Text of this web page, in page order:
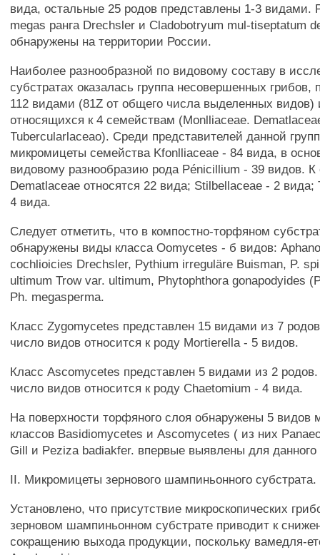
вида, остальные 25 родов представлены 1-3 видами.
megas ранга Drechsler и Cladobotryum mul-tiseptatum
обнаружены на территории России.
Наиболее разнообразной по видовому составу в
субстратах оказалась группа несовершенных грибов,
112 видами (81Z от общего числа выделенных видов)
относящихся к 4 семействам (Monlliaceae.
Tubercularlaceao). Среди представителей данной
микромицеты семейства Kfonlliaceae - 84 вида, в
видовому разнообразию рода Pénicillium - 39 видов.
Dematlaceae относятся 22 вида; Stilbellaceae - 2 вида;
4 вида.
Следует отметить, что в компостно-торфяном
обнаружены виды класса Oomycetes - б видов:
cochlioicies Drechsler, Pythium irreguläre Buisman, P.
ultimum Trow var. ultimum, Phytophthora gonapodyides
Ph. megasperma.
Класс Zygomycetes представлен 15 видами из 7
число видов относится к роду Mortierella - 5 видов.
Класс Ascomycetes представлен 5 видами из 2
число видов относится к роду Chaetomium - 4 вида.
На поверхности торфяного слоя обнаружены 5 видов
классов Basidiomycetes и Ascomycetes ( из них
Gill и Peziza badiakfer. впервые выявлены для данного
II. Микромицеты зернового шампиньонного субстрата.
Установлено, что присутствие микроскопических
зерновом шампиньонном субстрате приводит к
сокращению выхода продукции, поскольку вамедля-